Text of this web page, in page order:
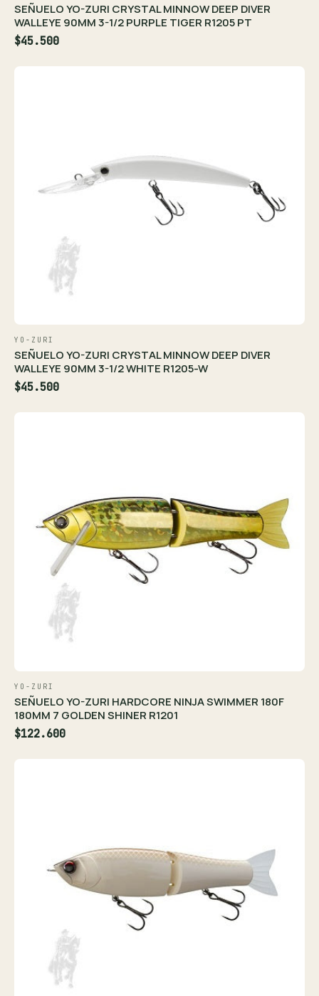
SEÑUELO YO-ZURI CRYSTAL MINNOW DEEP DIVER
WALLEYE 90MM 3-1/2 PURPLE TIGER R1205 PT
$45.500
YO-ZURI
SEÑUELO YO-ZURI CRYSTAL MINNOW DEEP DIVER
WALLEYE 90MM 3-1/2 WHITE R1205-W
$45.500
YO-ZURI
SEÑUELO YO-ZURI HARDCORE NINJA SWIMMER 180F
180MM 7 GOLDEN SHINER R1201
$122.600